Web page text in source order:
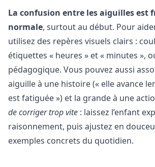
La confusion entre les aiguilles est
normale, surtout au début. Pour
utilisez des repères visuels clairs :
étiquettes « heures » et « minutes »,
pédagogique. Vous pouvez aussi
aiguille à une histoire (« elle avance
est fatiguée ») et la grande à une
de corriger trop vite : laissez l’enfant
raisonnement, puis ajustez en
exemples concrets du quotidien.